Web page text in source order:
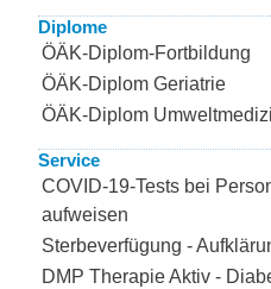
Diplome
ÖÄK-Diplom-Fortbildung
ÖÄK-Diplom Geriatrie
ÖÄK-Diplom
Service
COVID-19-Tests bei
aufweisen
Sterbeverfügung -
DMP Therapie Aktiv -